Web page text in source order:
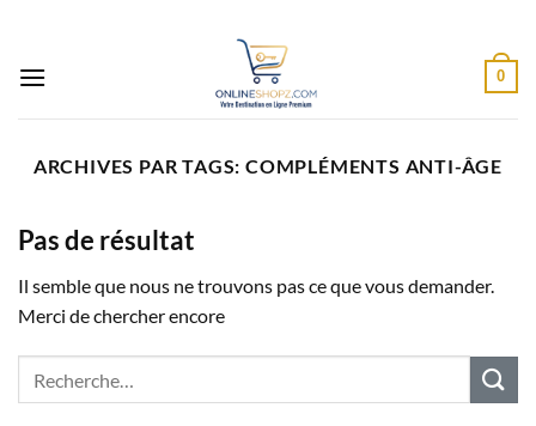
contenu
0
ARCHIVES PAR TAGS:COMPLÉMENTS ANTI-ÂGE
Pas de résultat
Il semble que nous ne trouvons pas ce que vous demander.
Merci de chercher encore